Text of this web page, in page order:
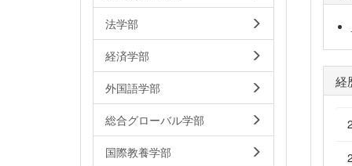
経
法学部
経済学部
外国語学部
総合グローバル学部
国際教養学部